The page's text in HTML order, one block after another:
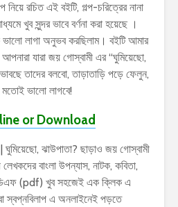
নিয়ে রচিত এই বইটি, গল্প-চরিত্রের নানা
খুব সুন্দর ভাবে বর্ণনা করা হয়েছে ।
লাগা অনুভব করছিলাম। বইটি আমার
যারা জয় গোস্বামী এর “ঘুমিয়েছো,
তাদের বলবো, তাড়াতাড়ি পড়ে ফেলুন,
ভালো লাগবে!
or Download
ঝাউপাতা? ছাড়াও জয় গোস্বামী
বাংলা উপন্যাস, নাটক, কবিতা,
(pdf) খুব সহজেই এক ক্লিক এ
স্বপ্নবিলাপ এ অনলাইনেই পড়তে